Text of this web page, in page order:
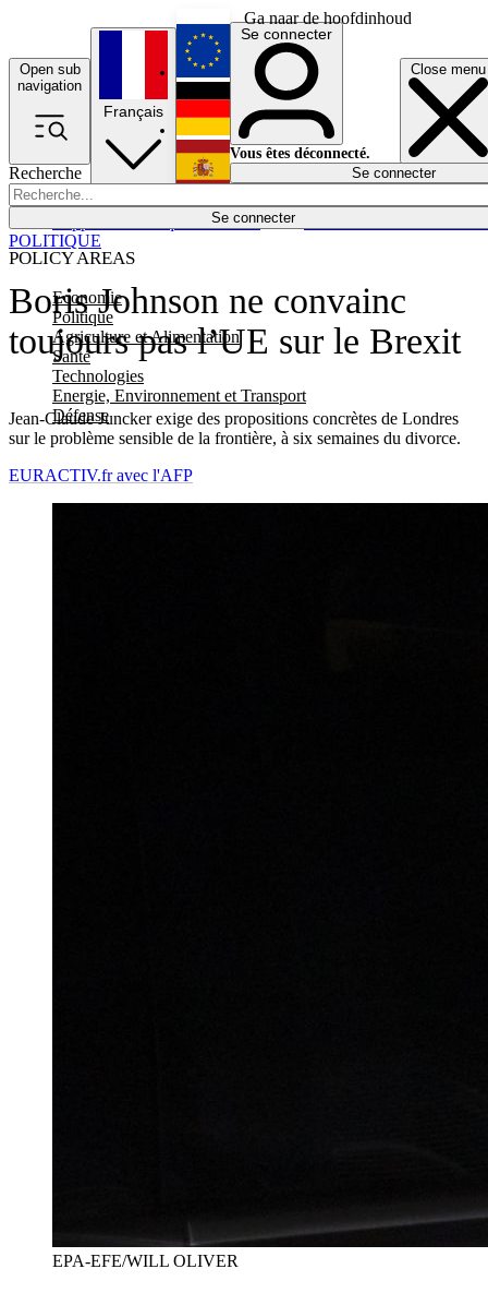
Ga naar de hoofdinhoud
Open sub
navigation
Close menu
Recherche
Se connecter
POLICY AREAS
Economie
Politique
Agriculture et Alimentation
Santé
Technologies
Energie, Environnement et Transport
Défense
Économie
Français
English
Deutsch
Español
Se connecter
Vous êtes déconnecté.
Se connecter
Boris Johnson ne convainc
toujours pas l’UE sur le Brexit
Jean-Claude Juncker exige des propositions concrètes de Londres
sur le problème sensible de la frontière, à six semaines du divorce.
POLITIQUE
EURACTIV.fr avec l'AFP
EPA-EFE/WILL OLIVER